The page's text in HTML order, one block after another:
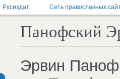
Панофский
Эрвин